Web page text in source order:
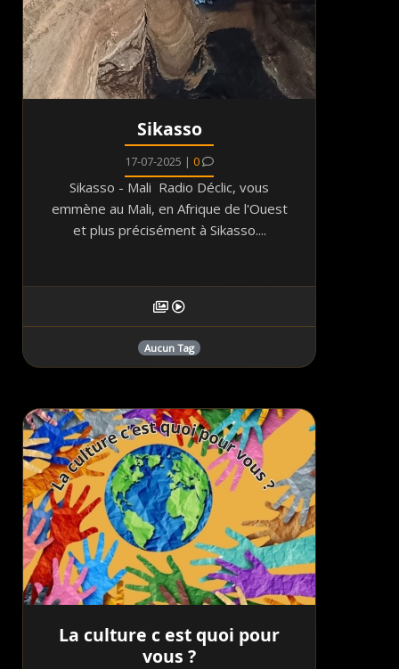
Sikasso
17-07-2025 | 0
Sikasso - Mali Radio Déclic, vous
emmène au Mali, en Afrique de l'Ouest
et plus précisément à Sikasso....
Aucun Tag
La culture c est quoi pour
vous ?